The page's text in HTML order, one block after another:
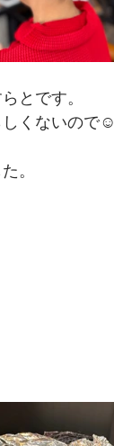
とです。
しくないので☺
。